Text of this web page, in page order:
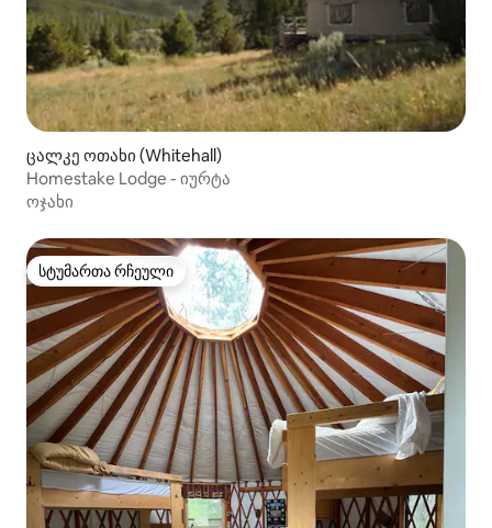
ცალკე ოთახი (Whitehall)
Homestake Lodge - იურტა
ოჯახი
სტუმართა რჩეული
სტუმართა რჩეული